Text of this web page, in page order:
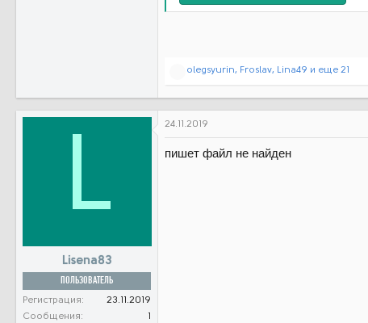
Р
ц
:
olegsyurin, Froslav, Lina49 и еще 21
L
Lisena83
ПОЛЬЗОВАТЕЛЬ
Регистрация
23.11.2019
Сообщения
1
24.11.2019
пишет файл не найден